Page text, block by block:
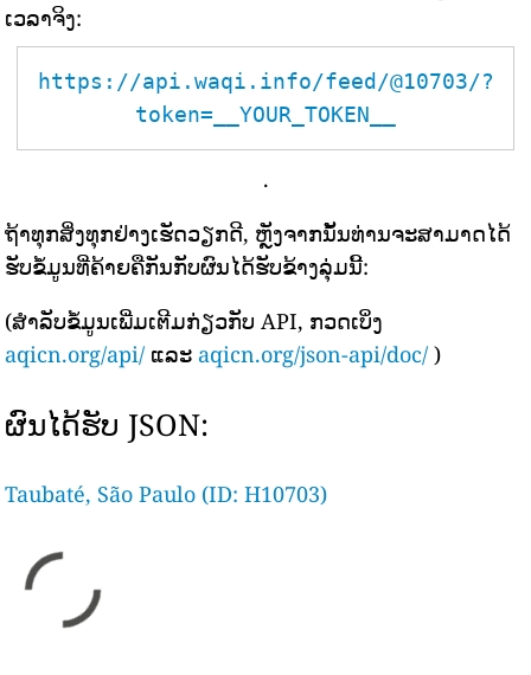
ເວລາຈິງ:
https://api.waqi.info/feed/@10703/?
token=__YOUR_TOKEN__
.
ຖ້າທຸກສິ່ງທຸກຢ່າງເຮັດວຽກດີ, ຫຼັງຈາກນັ້ນທ່ານຈະສາມາດໄດ້
ຮັບຂໍ້ມູນທີ່ຄ້າຍຄືກັນກັບຜົນໄດ້ຮັບຂ້າງລຸ່ມນີ້:
(ສຳລັບຂໍ້ມູນເພີ່ມເຕີມກ່ຽວກັບ API, ກວດເບິ່ງ
aqicn.org/api/ ແລະ aqicn.org/json-api/doc/ )
ຜົນໄດ້ຮັບ JSON:
Taubaté, São Paulo (ID: H10703)